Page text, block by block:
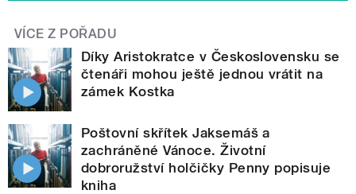
VÍCE Z POŘADU
Díky Aristokratce v Československu se
čtenáři mohou ještě jednou vrátit na
zámek Kostka
Poštovní skřítek Jaksemáš a
zachráněné Vánoce. Životní
dobroružství holčičky Penny popisuje
kniha